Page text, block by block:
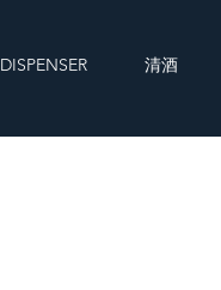
DISPENSER 清酒